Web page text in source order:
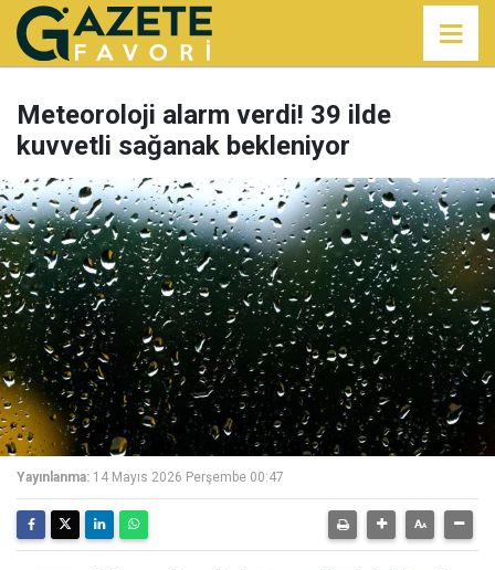
Meteoroloji alarm verdi! 39 ilde
kuvvetli sağanak bekleniyor
Yayınlanma: 14 Mayıs 2026 Perşembe 00:47